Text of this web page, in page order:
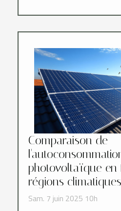
Comparaison de
photovoltaïque en
régions climatiques
Sam. 7 juin 2025 10h